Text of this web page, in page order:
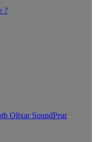
?
Olixar SoundPear